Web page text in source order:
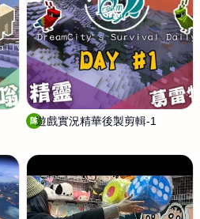
陳 陳
禎
遊戲實況精華後製剪輯-1